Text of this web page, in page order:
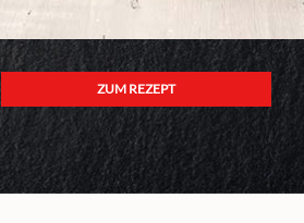
ZUM REZEPT